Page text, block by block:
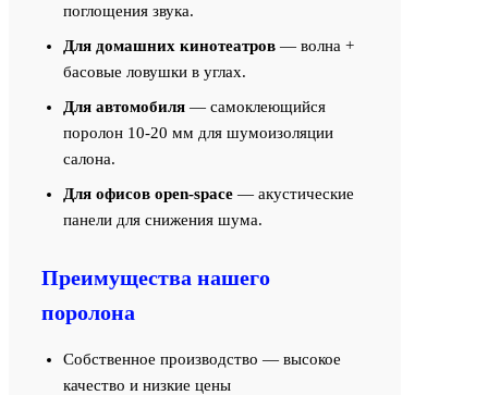
поглощения звука.
Для домашних кинотеатров — волна +
басовые ловушки в углах.
Для автомобиля — самоклеющийся
поролон 10-20 мм для шумоизоляции
салона.
Для офисов open-space — акустические
панели для снижения шума.
Преимущества нашего
поролона
Собственное производство — высокое
качество и низкие цены